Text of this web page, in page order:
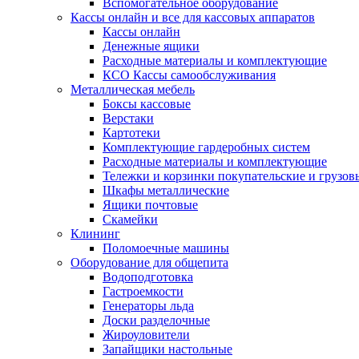
Вспомогательное оборудование
Кассы онлайн и все для кассовых аппаратов
Кассы онлайн
Денежные ящики
Расходные материалы и комплектующие
КСО Кассы самообслуживания
Металлическая мебель
Боксы кассовые
Верстаки
Картотеки
Комплектующие гардеробных систем
Расходные материалы и комплектующие
Тележки и корзинки покупательские и
Шкафы металлические
Ящики почтовые
Скамейки
Клининг
Поломоечные машины
Оборудование для общепита
Водоподготовка
Гастроемкости
Генераторы льда
Доски разделочные
Жироуловители
Запайщики настольные